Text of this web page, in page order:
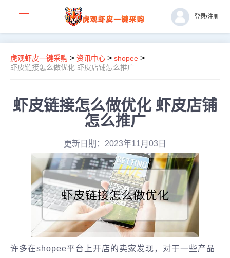
登录/注册
虎观虾皮一键采购 > 资讯中心 > shopee >
虾皮链接怎么做优化 虾皮店铺怎么推广
虾皮链接怎么做优化 虾皮店铺
怎么推广
更新日期：2023年11月03日
许多在shopee平台上开店的卖家发现，对于一些产品